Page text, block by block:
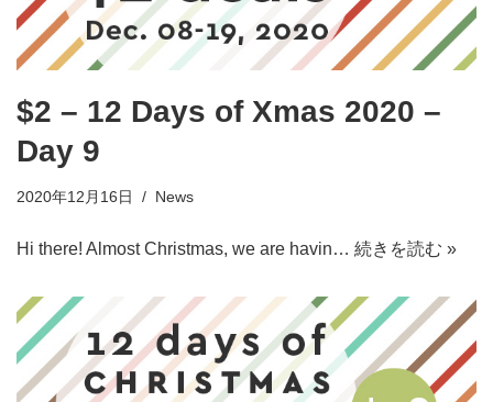
$2 – 12 Days of Xmas 2020 –
Day 9
2020年12月16日 News
Hi there! Almost Christmas, we are havin… 続きを読む »